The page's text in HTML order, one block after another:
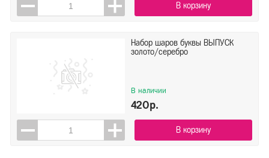
В корзину
Набор шаров буквы ВЫПУСК
золото/серебро
В наличии
420р.
В корзину